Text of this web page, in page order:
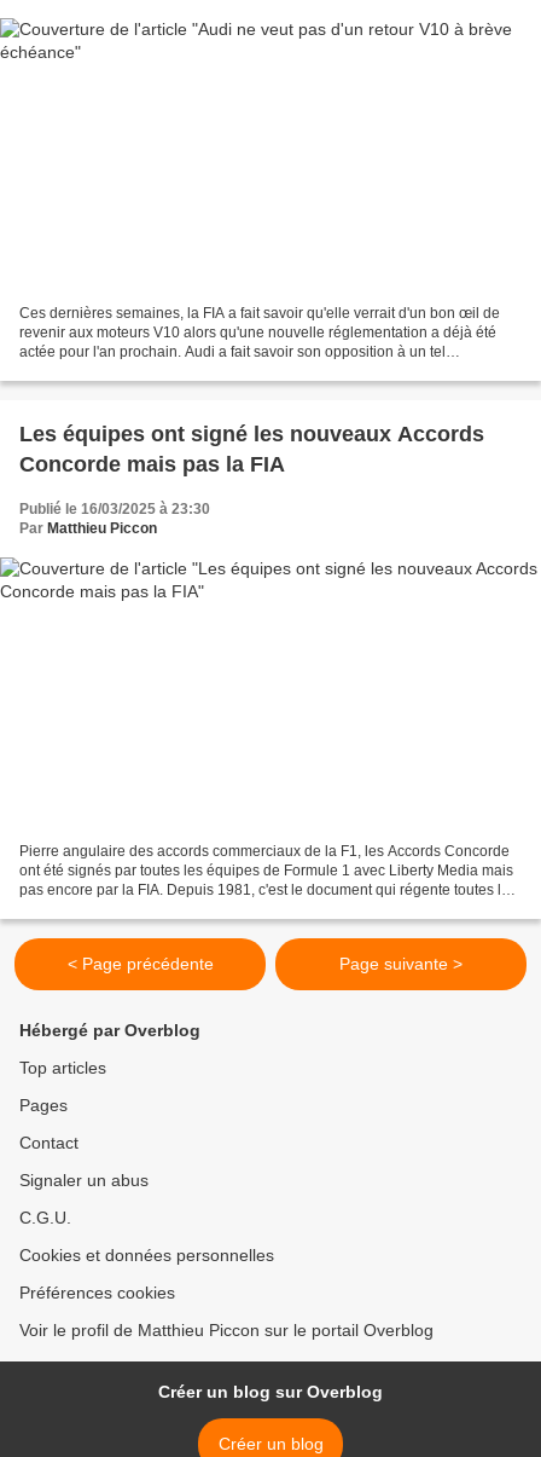
Ces dernières semaines, la FIA a fait savoir qu'elle verrait d'un bon œil de
revenir aux moteurs V10 alors qu'une nouvelle réglementation a déjà été
actée pour l'an prochain. Audi a fait savoir son opposition à un tel
Les équipes ont signé les nouveaux Accords
Concorde mais pas la FIA
Publié le 16/03/2025 à 23:30
Par Matthieu Piccon
Pierre angulaire des accords commerciaux de la F1, les Accords Concorde
ont été signés par toutes les équipes de Formule 1 avec Liberty Media mais
pas encore par la FIA. Depuis 1981, c'est le document qui régente toutes les
< Page précédente Page suivante >
Hébergé par Overblog
Top articles
Pages
Contact
Signaler un abus
C.G.U.
Cookies et données personnelles
Préférences cookies
Voir le profil de Matthieu Piccon sur le portail Overblog
Créer un blog sur Overblog
Créer un blog